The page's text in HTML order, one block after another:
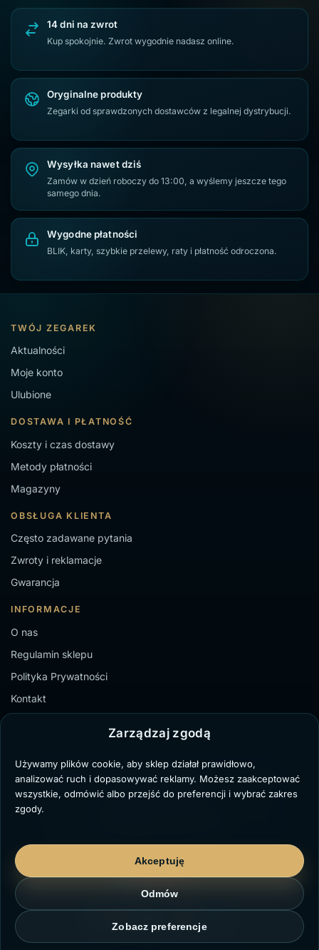
Zarządzaj zgodą
Używamy plików cookie, aby sklep działał prawidłowo,
analizować ruch i dopasowywać reklamy. Możesz zaakceptować
wszystkie, odmówić albo przejść do preferencji i wybrać zakres
zgody.
Akceptuję
Odmów
Zobacz preferencje
Zegarki Casio G-SHOCK Zegarki Citizen Eco-Drive
14 dni na zwrot
Kup spokojnie. Zwrot wygodnie nadasz online.
Oryginalne produkty
Zegarki od sprawdzonych dostawców z legalnej dystrybucji.
Wysyłka nawet dziś
Zamów w dzień roboczy do 13:00, a wyślemy jeszcze tego
samego dnia.
Wygodne płatności
BLIK, karty, szybkie przelewy, raty i płatność odroczona.
TWÓJ ZEGAREK
Aktualności
Moje konto
Ulubione
DOSTAWA I PŁATNOŚĆ
Koszty i czas dostawy
Metody płatności
Magazyny
OBSŁUGA KLIENTA
Często zadawane pytania
Zwroty i reklamacje
Gwarancja
INFORMACJE
O nas
Regulamin sklepu
Polityka Prywatności
Kontakt
TZ Paweł Bochenek
NIP: 6431711329
Marii Dąbrowskiej 8/3,